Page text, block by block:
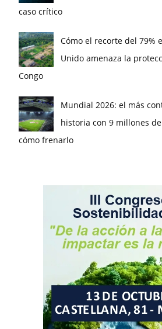
caso crítico
Cómo el recorte del 79%
Unido amenaza la
Congo
Mundial 2026: el más
historia con 9 millones
cómo frenarlo